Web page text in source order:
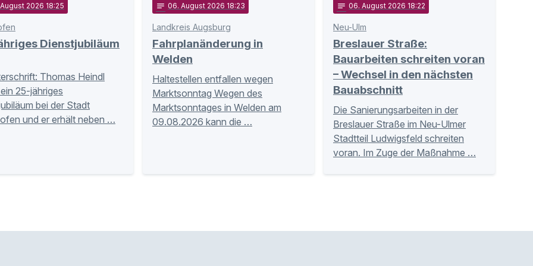
2026 18:25
Dienstjubiläum
Thomas Heindl
25-jähriges
bei der Stadt
und er erhält neben …
notes 06. August 2026 18:23
Landkreis Augsburg
Fahrplanänderung in
Welden
Haltestellen entfallen wegen
Marktsonntag Wegen des
Marktsonntages in Welden am
09.08.2026 kann die …
notes 06. August 2026 18:22
Neu-Ulm
Breslauer Straße:
Bauarbeiten schreiten voran
– Wechsel in den nächsten
Bauabschnitt
Die Sanierungsarbeiten in der
Breslauer Straße im Neu-Ulmer
Stadtteil Ludwigsfeld schreiten
voran. Im Zuge der Maßnahme …